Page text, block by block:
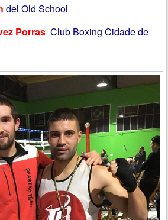
del Old School
Porras Club Boxing Cidade de